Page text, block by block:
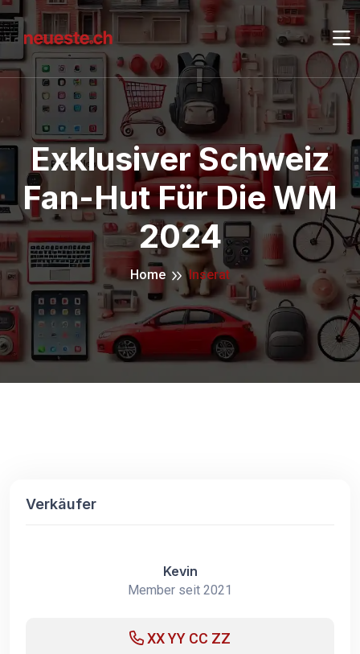
Exklusiver Schweiz
Fan-Hut Für Die WM
2024
Home Inserat
Verkäufer
Kevin
Member seit 2021
XX YY CC ZZ